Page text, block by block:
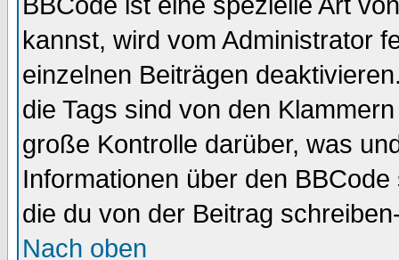
kannst, wird vom Administrator
einzelnen Beiträgen
die Tags sind von den
große Kontrolle darüber, was
Informationen über den
die du von der Beitrag
Nach oben